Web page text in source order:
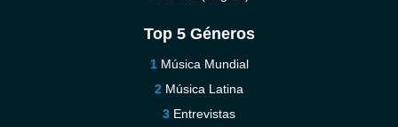
Top 5 Géneros
Música Mundial
Música Latina
Entrevistas